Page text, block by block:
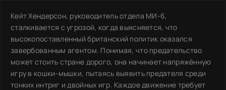
Кейт Хендерсон, руководитель отдела МИ-6,
сталкивается с угрозой, когда выясняется, что
высокопоставленный британский политик оказался
завербованным агентом. Понимая, что предательство
может стоить стране дорого, она начинает напряжённую
игру в кошки-мышки, пытаясь выявить предателя среди
тонких интриг и двойных игр. Каждое движение требует